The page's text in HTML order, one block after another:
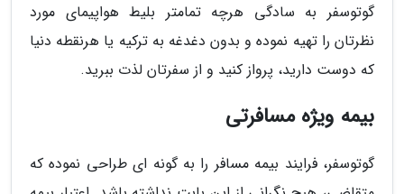
گوتوسفر به سادگی هرچه تمامتر بلیط هواپیمای مورد
نظرتان را تهیه نموده و بدون دغدغه به ترکیه یا هرنقطه دنیا
که دوست دارید، پرواز کنید و از سفرتان لذت ببرید.
بیمه ویژه مسافرتی
گوتوسفر، فرایند بیمه مسافر را به گونه ای طراحی نموده که